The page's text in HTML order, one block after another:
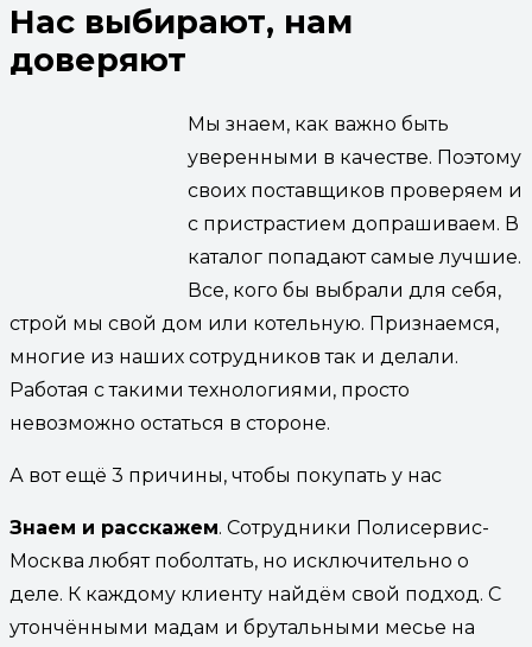
Нас выбирают, нам
доверяют
Мы знаем, как важно быть
уверенными в качестве. Поэтому
своих поставщиков проверяем и
с пристрастием допрашиваем. В
каталог попадают самые лучшие.
Все, кого бы выбрали для себя,
строй мы свой дом или котельную. Признаемся,
многие из наших сотрудников так и делали.
Работая с такими технологиями, просто
невозможно остаться в стороне.
А вот ещё 3 причины, чтобы покупать у нас
Знаем и расскажем. Сотрудники Полисервис-
Москва любят поболтать, но исключительно о
деле. К каждому клиенту найдём свой подход. С
утончёнными мадам и брутальными месье на